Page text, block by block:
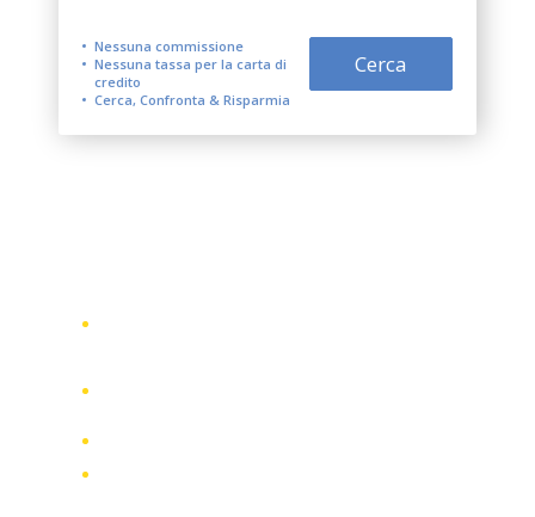
Nessuna commissione
Nessuna tassa per la carta di
credito
Cerca, Confronta & Risparmia
Cerca